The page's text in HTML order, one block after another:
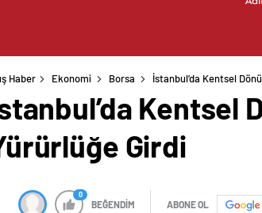
Haber Ekonomi Borsa İstanbul’da Kentsel
Kentsel
Girdi
0
BEĞENDİM ABONE OL